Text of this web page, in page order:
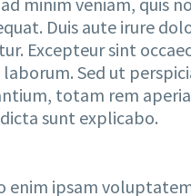
Duis aute irure
Excepteur sint
laborum. Sed ut
totam rem
sunt explicabo.
enim ipsam